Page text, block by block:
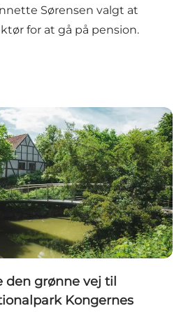
Sørensen valgt at
for at gå på pension.
grønne vej til oplevelser i
den grønne vej til
Kongernes